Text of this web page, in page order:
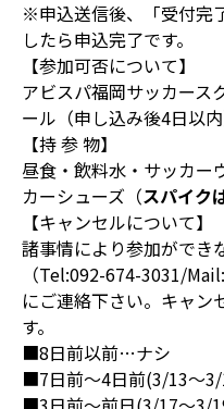
※申込送信後、「受付完
したら申込完了です。
【参加可否について】
アビスパ福岡サッカース
ール（申し込み後4日以内
【持 参 物】
昼食・飲料水・サッカー
カーシューズ（スパイク
【キャンセルについて】
諸事情により参加ができ
（Tel:092-674-3031/Mail:
にご連絡下さい。キャン
す。
■8日前以前…ナシ
■7日前～4日前(3/13～